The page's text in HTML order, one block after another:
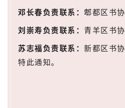
首
页
艺
坛
快
讯
邓长春负责联系： 郫都区书协
刘崇寿负责联系： 青羊区书协
苏志福负责联系： 新都区书协
特此通知。